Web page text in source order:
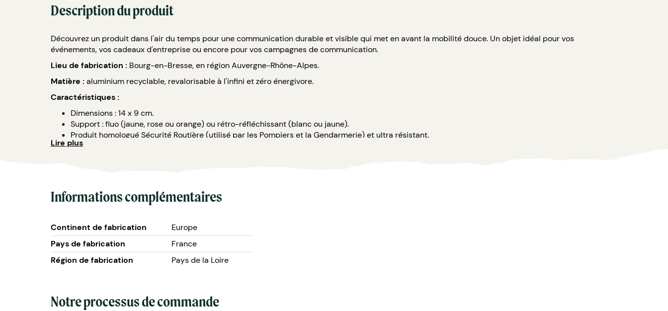
Description du produit
Découvrez un produit dans l'air du temps pour une communication durable et visible qui met en avant la mobilité douce. Un objet idéal pour vos
événements, vos cadeaux d'entreprise ou encore pour vos campagnes de communication.
Lieu de fabrication : Bourg-en-Bresse, en région Auvergne-Rhône-Alpes.
Matière : aluminium recyclable, revalorisable à l'infini et zéro énergivore.
Caractéristiques :
Dimensions : 14 x 9 cm.
Support : fluo (jaune, rose ou orange) ou rétro-réfléchissant (blanc ou jaune).
Produit homologué Sécurité Routière (utilisé par les Pompiers et la Gendarmerie) et ultra résistant.
Attaches : 2 attaches anti-vandales ou 2 attaches réutilisables.
Lire plus
Informations complémentaires
Continent de fabrication
Europe
Pays de fabrication
France
Région de fabrication
Pays de la Loire
Notre processus de commande